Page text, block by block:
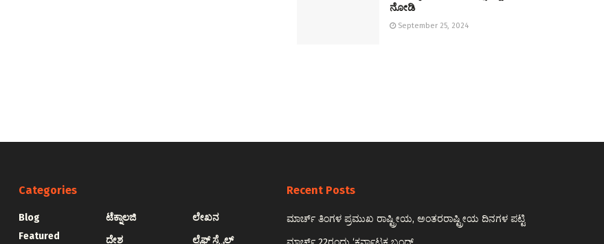
ನೋಡಿ
September 25, 2024
Categories
Blog
Featured
ಟೆಕ್ನಾಲಜಿ
ದೇಶ
ಲೇಖನ
ಲೈಫ್ ಸ್ಟೈಲ್
Recent Posts
ಮಾರ್ಚ್ ತಿಂಗಳ ಪ್ರಮುಖ ರಾಷ್ಟ್ರೀಯ, ಅಂತರರಾಷ್ಟ್ರೀಯ ದಿನಗಳ ಪಟ್ಟಿ